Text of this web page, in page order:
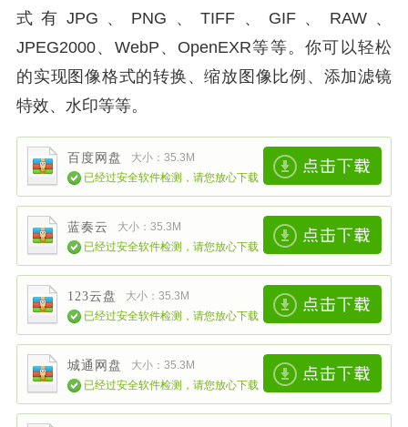
式有JPG、PNG、TIFF、GIF、RAW、
JPEG2000、WebP、OpenEXR等等。你可以轻松
的实现图像格式的转换、缩放图像比例、添加滤镜
特效、水印等等。
百度网盘
大小：35.3M
已经过安全软件检测，请您放心下载
蓝奏云
大小：35.3M
已经过安全软件检测，请您放心下载
123云盘
大小：35.3M
已经过安全软件检测，请您放心下载
城通网盘
大小：35.3M
已经过安全软件检测，请您放心下载